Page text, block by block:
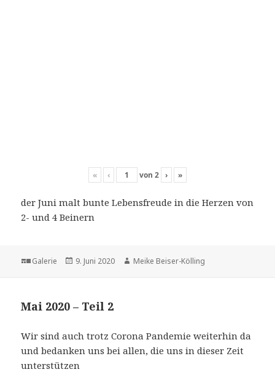
« ‹ von 2 › »
der Juni malt bunte Lebensfreude in die Herzen von
2- und 4 Beinern
Format
Galerie
Veröffentlicht
9. Juni 2020 Autor
Meike Beiser-Kölling
Mai 2020 – Teil 2
Wir sind auch trotz Corona Pandemie weiterhin da
und bedanken uns bei allen, die uns in dieser Zeit
unterstützen